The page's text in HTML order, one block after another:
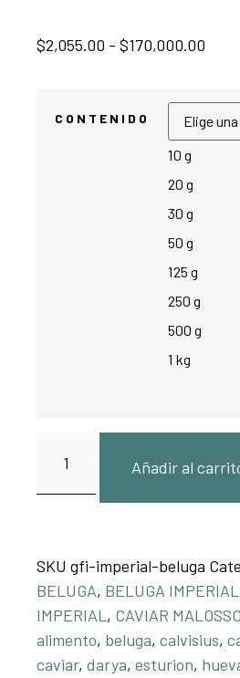
$2,055.00 - $170,000.00
CONTENIDO
10 g
20 g
30 g
50 g
125 g
250 g
500 g
1 kg
Añadir al
SKU gfi-imperial-beluga
BELUGA, BELUGA IMPERIAL
IMPERIAL , CAVIAR
alimento, beluga, calvisius,
caviar, darya, esturion,